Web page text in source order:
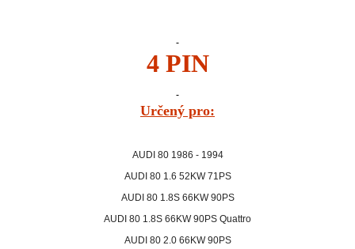
4 PIN
Určený pro:
AUDI 80 1986 - 1994
AUDI 80 1.6 52KW 71PS
AUDI 80 1.8S 66KW 90PS
AUDI 80 1.8S 66KW 90PS Quattro
AUDI 80 2.0 66KW 90PS